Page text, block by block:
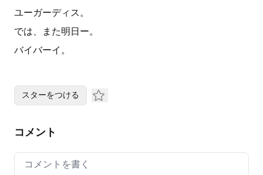
ユーガーディス。
では、また明日ー。
バイバーイ。
スターをつける
コメント
Your comment